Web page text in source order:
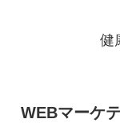
健
WEBマーケ